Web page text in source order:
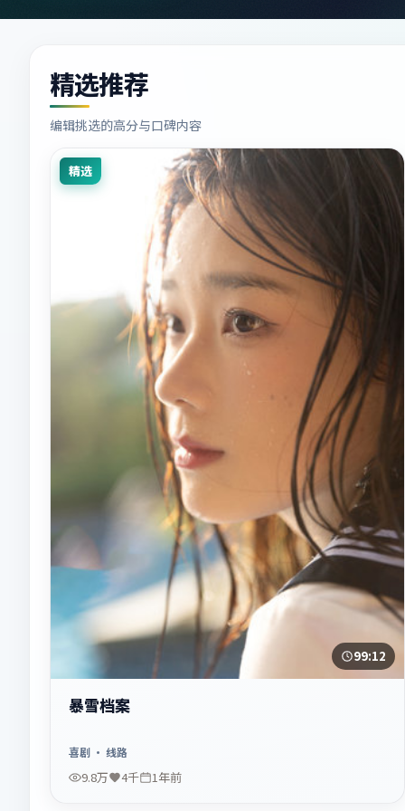
精选推荐
编辑挑选的高分与口碑内容
精选
99:12
暴雪档案
喜剧· 线路
9.8万 4千 1年前